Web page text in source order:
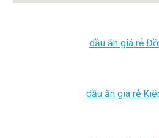
dầu ăn giá rẻ
dầu ăn giá rẻ